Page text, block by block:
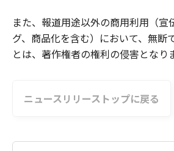
また、報道用途以外の商用利用（宣
グ、商品化を含む）において、無断
とは、著作権者の権利の侵害となり
ニュースリリーストップに戻る